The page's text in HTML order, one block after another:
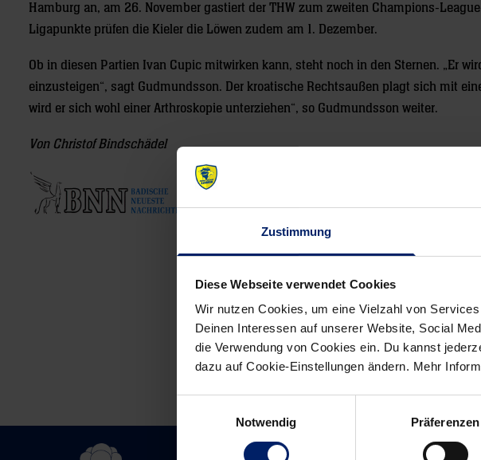
Zustimmung
Diese Webseite verwendet Cookies
Wir nutzen Cookies, um eine Vielzahl von
Deinen Interessen auf unserer Website, Social
die Verwendung von Cookies ein. Du kannst
dazu auf Cookie-Einstellungen ändern. Mehr
Notwendig
Präferenzen
Hamburg an, am 26. November gastiert der THW zum zweiten Champions-
Ligapunkte prüfen die Kieler die Löwen zudem am 1. Dezember.
Ob in diesen Partien Ivan Cupic mitwirken kann, steht noch in den Sternen. „Er
einzusteigen“, sagt Gudmundsson. Der kroatische Rechtsaußen plagt sich mit
wird er sich wohl einer Arthroskopie unterziehen“, so Gudmundsson weiter.
Von Christof Bindschädel
16.11.2010
Und
hat
nicht